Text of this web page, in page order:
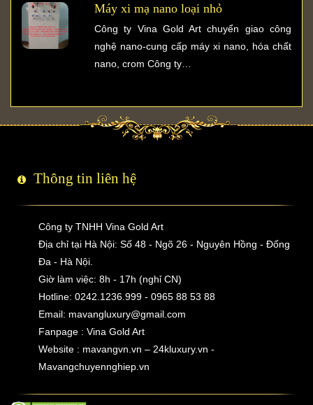
Máy xi mạ nano loại nhỏ
Công ty Vina Gold Art chuyển giao công
nghệ nano-cung cấp máy xi nano, hóa chất
nano, crom Công ty…
Thông tin liên hệ
Công ty TNHH Vina Gold Art
Địa chỉ tại Hà Nội: Số 48 - Ngõ 26 - Nguyên Hồng - Đống
Đa - Hà Nội.
Giờ làm việc: 8h - 17h (nghỉ CN)
Hotline: 0242.1236.999 - 0965 88 53 88
Email: mavangluxury@gmail.com
Fanpage : Vina Gold Art
Website : mavangvn.vn – 24kluxury.vn -
Mavangchuyennghiep.vn